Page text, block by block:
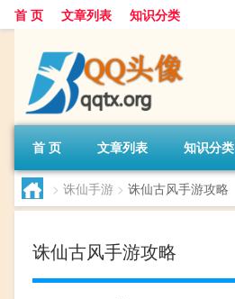
首 页 文章列表 知识分类
首 页 文章列表 知识分类
> 诛仙手游 > 诛仙古风手游攻略
诛仙古风手游攻略